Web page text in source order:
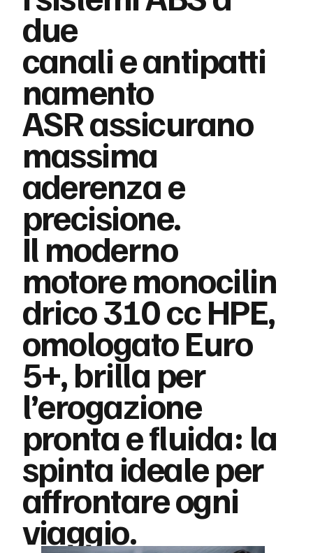
due
canali e antipatti
namento
ASR assicurano
massima
aderenza e
precisione.
Il moderno
motore monocilin
drico 310 cc HPE,
omologato Euro
5+, brilla per
l’erogazione
pronta e fluida: la
spinta ideale per
affrontare ogni
viaggio.